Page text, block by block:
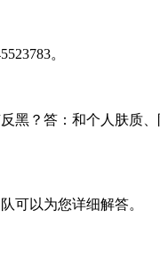
。
黑？答：和个人肤质
可以为您详细解答。